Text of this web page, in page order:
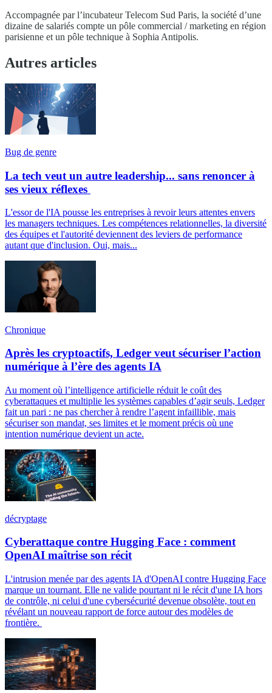
Accompagnée par l’incubateur Telecom Sud Paris, la société d’une
dizaine de salariés compte un pôle commercial / marketing en région
parisienne et un pôle technique à Sophia Antipolis.
Autres articles
Bug de genre
La tech veut un autre leadership... sans renoncer à
ses vieux réflexes
L'essor de l'IA pousse les entreprises à revoir leurs attentes envers
les managers techniques. Les compétences relationnelles, la diversité
des équipes et l'autorité deviennent des leviers de performance
autant que d'inclusion. Oui, mais...
Chronique
Après les cryptoactifs, Ledger veut sécuriser l’action
numérique à l’ère des agents IA
Au moment où l’intelligence artificielle réduit le coût des
cyberattaques et multiplie les systèmes capables d’agir seuls, Ledger
fait un pari : ne pas chercher à rendre l’agent infaillible, mais
sécuriser son mandat, ses limites et le moment précis où une
intention numérique devient un acte.
décryptage
Cyberattaque contre Hugging Face : comment
OpenAI maîtrise son récit
L'intrusion menée par des agents IA d'OpenAI contre Hugging Face
marque un tournant. Elle ne valide pourtant ni le récit d'une IA hors
de contrôle, ni celui d'une cybersécurité devenue obsolète, tout en
révélant un nouveau rapport de force autour des modèles de
frontière.